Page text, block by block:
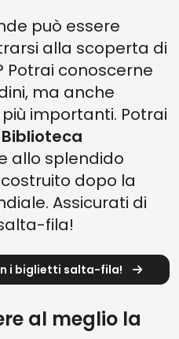
può essere
alla scoperta di
Potrai conoscerne
ma anche
importanti. Potrai
Biblioteca
allo splendido
dopo la
Assicurati di
fila!
i biglietti salta-fila!
al meglio la